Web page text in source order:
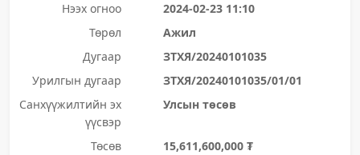
Нээх огноо
2024-02-23 11:10
Төрөл
Ажил
Дугаар
ЗТХЯ/20240101035
Урилгын дугаар
ЗТХЯ/20240101035/01/01
Санхүүжилтийн эх
үүсвэр
Улсын төсөв
Төсөв
15,611,600,000 ₮